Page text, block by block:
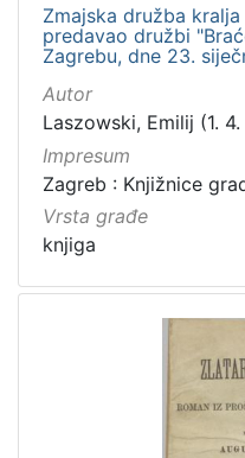
Zmajska družba
predavao družbi
Zagrebu, dne 23.
Autor
Laszowski, Emilij (1.
Impresum
Zagreb : Knjižnice
Vrsta građe
knjiga